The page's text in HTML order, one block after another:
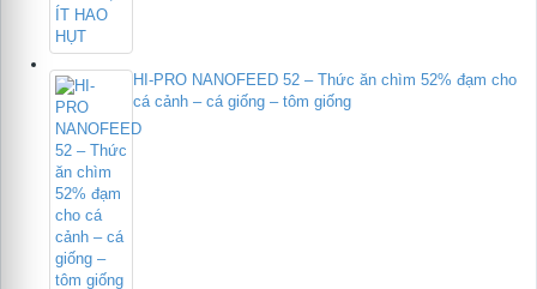
HI-PRO NANOFEED 52 – Thức ăn chìm 52% đạm cho
cá cảnh – cá giống – tôm giống